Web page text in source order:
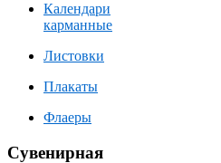
Календари
карманные
Листовки
Плакаты
Флаеры
Сувенирная